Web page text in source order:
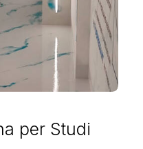
per Studi